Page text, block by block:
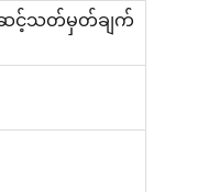
င့်သတ်မှတ်ချက်